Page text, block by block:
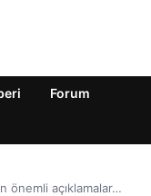
Forum
önemli açıklamalar…